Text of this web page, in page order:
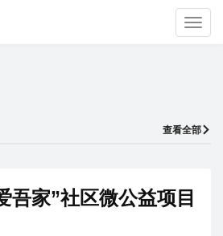
查看全部
吾家”社区微公益项目